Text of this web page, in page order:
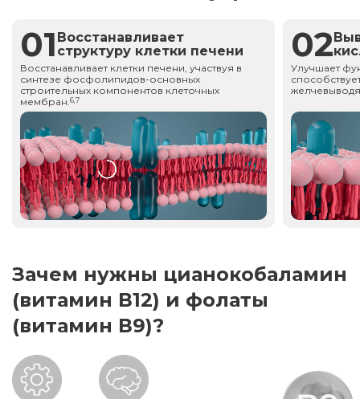
01 Восстанавливает
структуру клетки печени
Восстанавливает клетки печени, участвуя в
синтезе фосфолипидов-основных
строительных компонентов клеточных
мембран.6,7
02
Улучшает
Зачем нужны цианокобаламин
(витамин В12) и фолаты
(витамин В9)?